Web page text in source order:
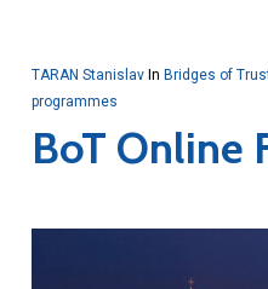
TARAN Stanislav In Bridges of
programmes
BoT Online